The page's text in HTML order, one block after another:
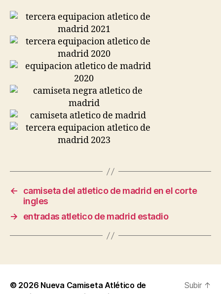
←
camiseta del atletico de madrid en el corte
ingles
→
entradas atletico de madrid estadio
© 2026 Nueva Camiseta Atlético de
Subir ↑